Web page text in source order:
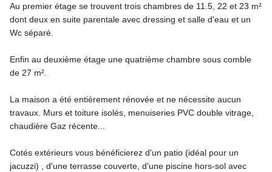
Au premier étage se trouvent trois chambres de 11.5, 22 et 23 m²
dont deux en suite parentale avec dressing et salle d'eau et un
Wc séparé.
Enfin au deuxième étage une quatrième chambre sous comble
de 27 m².
La maison a été entièrement rénovée et ne nécessite aucun
travaux. Murs et toiture isolés, menuiseries PVC double vitrage,
chaudière Gaz récente...
Cotés extérieurs vous bénéficierez d'un patio (idéal pour un
jacuzzi) , d'une terrasse couverte, d'une piscine hors-sol avec